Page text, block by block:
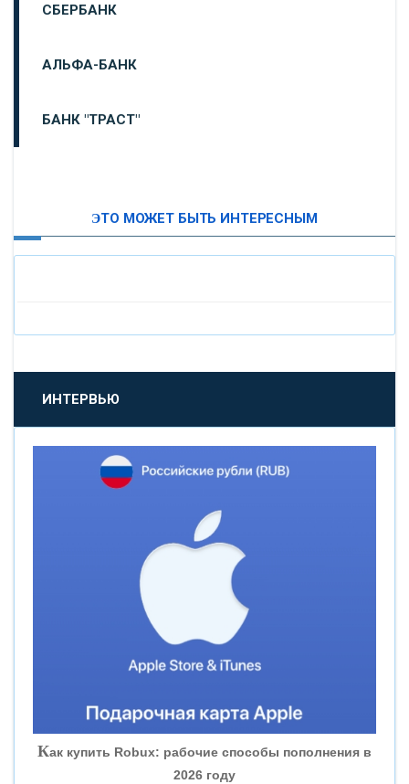
СБЕРБАНК
АЛЬФА-БАНК
БАНК "ТРАСТ"
«БАНК САНКТ-ПЕТЕРБУРГ»
«ПРОМСВЯЗЬБАНК»
«НОВИКОМБАНК»
«ВНЕШПРОМБАНК»
«БАНК ГЛОБЭКС»
«СОВКОМБАНК»
ЭТО МОЖЕТ БЫТЬ ИНТЕРЕСНЫМ
ИНТЕРВЬЮ
Как купить Robux: рабочие способы пополнения в
2026 году